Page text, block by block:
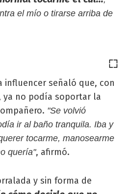
el mío o tirarse arriba de
influencer señaló que, con
ya no podía soportar la
"Se volvió
ir al baño tranquila. Iba y
tocarme, manosearme
quería", afirmó.
y sin forma de